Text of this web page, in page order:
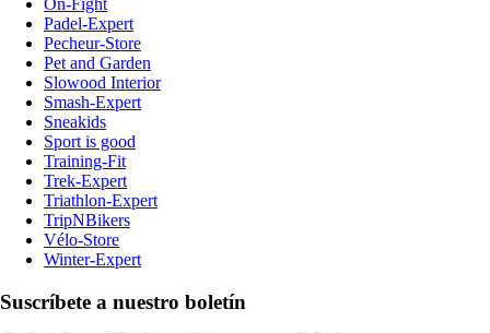
Padel-Expert
Pecheur-Store
Pet and Garden
Slowood Interior
Smash-Expert
Sneakids
Sport is good
Training-Fit
Trek-Expert
Triathlon-Expert
TripNBikers
Vélo-Store
Winter-Expert
Suscríbete a nuestro boletín